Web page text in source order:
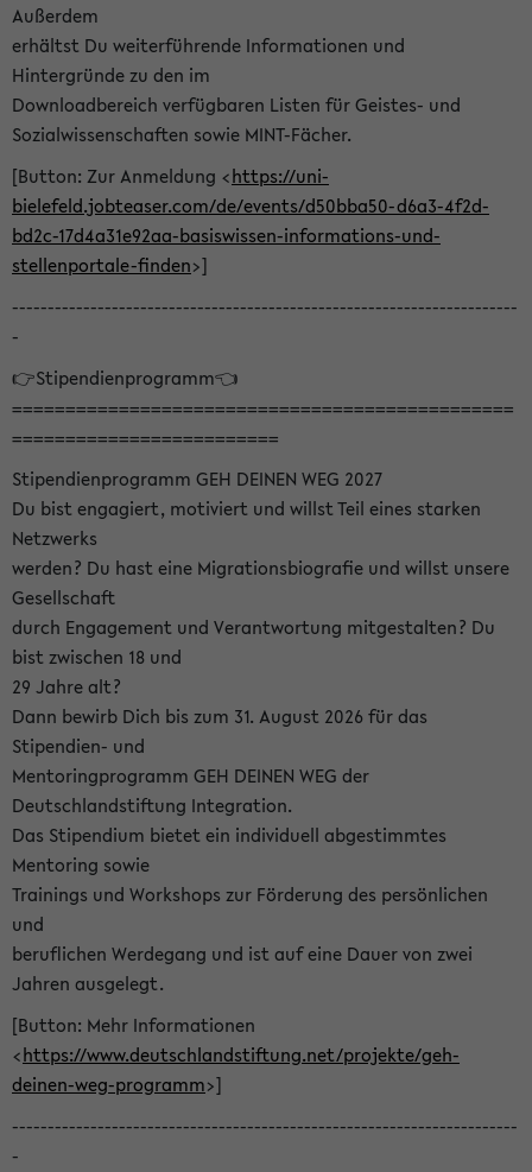
Außerdem
erhältst Du weiterführende Informationen und
Hintergründe zu den im
Downloadbereich verfügbaren Listen für Geistes- und
Sozialwissenschaften sowie MINT-Fächer.
[Button: Zur Anmeldung <https://uni-
bielefeld.jobteaser.com/de/events/d50bba50-d6a3-4f2d-
bd2c-17d4a31e92aa-basiswissen-informations-und-
stellenportale-finden>]
-----------------------------------------------------------------------
-
👉Stipendienprogramm👈
===============================================
=========================
Stipendienprogramm GEH DEINEN WEG 2027
Du bist engagiert, motiviert und willst Teil eines starken
Netzwerks
werden? Du hast eine Migrationsbiografie und willst unsere
Gesellschaft
durch Engagement und Verantwortung mitgestalten? Du
bist zwischen 18 und
29 Jahre alt?
Dann bewirb Dich bis zum 31. August 2026 für das
Stipendien- und
Mentoringprogramm GEH DEINEN WEG der
Deutschlandstiftung Integration.
Das Stipendium bietet ein individuell abgestimmtes
Mentoring sowie
Trainings und Workshops zur Förderung des persönlichen
und
beruflichen Werdegang und ist auf eine Dauer von zwei
Jahren ausgelegt.
[Button: Mehr Informationen
<https://www.deutschlandstiftung.net/projekte/geh-
deinen-weg-programm>]
-----------------------------------------------------------------------
-